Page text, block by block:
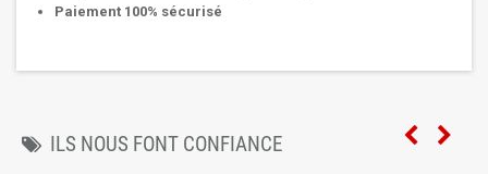
Paiement 100% sécurisé
ILS NOUS FONT CONFIANCE